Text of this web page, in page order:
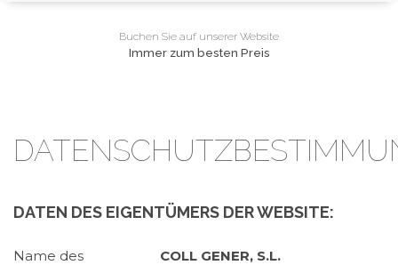
Buchen Sie auf unserer Website
Immer zum besten Preis
DATEN DES EIGENTÜMERS DER WEBSITE:
Name des
COLL GENER, S.L.